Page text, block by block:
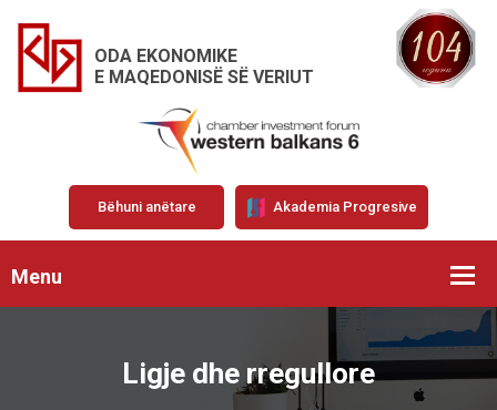
ODA EKONOMIKE
E MAQEDONISË SË VERIUT
Bëhuni anëtare Akademia Progresive
Menu
Ligje dhe rregullore